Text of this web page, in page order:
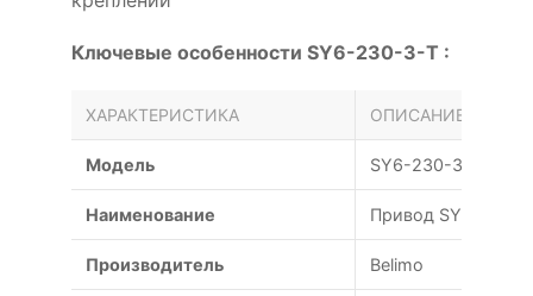
Ключевые особенности SY6-230-3-T :
ХАРАКТЕРИСТИКА ОПИСАНИЕ
Модель SY6-230-3-T
Наименование Привод SY6-230-
Производитель Belimo